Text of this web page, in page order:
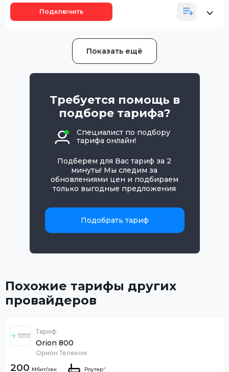
Подключить
Показать ещё
Требуется помощь в
подборе тарифа?
Специалист по подбору
тарифа онлайн!
Подберем для Вас тариф за 2
минуты! Мы следим за
обновлениями цен и подбираем
только выгодные предложения
Подобрать тариф
Похожие тарифы других
провайдеров
Тариф
Orion 800
Орион Телеком
200 Роутер*